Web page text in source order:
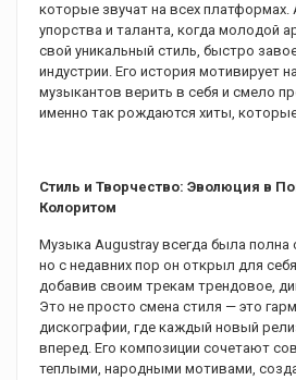
которые звучат на всех
упорства и таланта, когда молодой
свой уникальный стиль, быстро
индустрии. Его история мотивирует
музыкантов верить в себя и смело
именно так рождаются хиты,
Стиль и Творчество: Эволюция в
Колоритом
Музыка Augustray всегда была полна
но с недавних пор он открыл для
добавив своим трекам трендовое,
Это не просто смена стиля — это
дискографии, где каждый новый
вперед. Его композиции сочетают
теплыми, народными мотивами,